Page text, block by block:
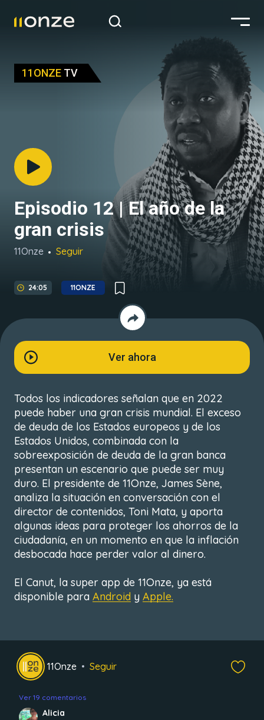
11ONZE TV
Episodio 12 | El año de la
gran crisis
11Onze Seguir
24:05 11ONZE
Ver ahora
Todos los indicadores señalan que en 2022
puede haber una gran crisis mundial. El exceso
de deuda de los Estados europeos y de los
Estados Unidos, combinada con la
sobreexposición de deuda de la gran banca
presentan un escenario que puede ser muy
duro. El presidente de 11Onze, James Sène,
analiza la situación en conversación con el
director de contenidos, Toni Mata, y aporta
algunas ideas para proteger los ahorros de la
ciudadanía, en un momento en que la inflación
desbocada hace perder valor al dinero.
El Canut, la super app de 11Onze, ya está
disponible para Android y Apple.
11Onze Seguir
Ver 19 comentarios
Alicia